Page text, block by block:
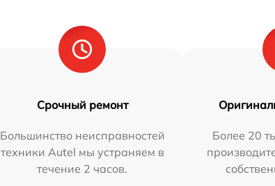
Срочный ремонт
Большинство неисправностей
техники Autel мы устраняем в
течение 2 часов.
Более 20